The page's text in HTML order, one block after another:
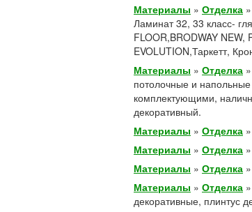
Материалы » Отделка »
Ламинат 32, 33 класс-
FLOOR,BRODWAY NEW,
EVOLUTION,Таркетт,
Материалы » Отделка »
потолочные и
комплектующими,
декоративный.
Материалы » Отделка »
Материалы » Отделка »
Материалы » Отделка »
Материалы » Отделка »
декоративные, плинтус